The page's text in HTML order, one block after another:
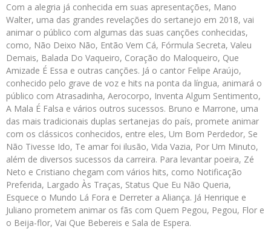
Com a alegria já conhecida em suas apresentações, Mano
Walter, uma das grandes revelações do sertanejo em 2018, vai
animar o público com algumas das suas canções conhecidas,
como, Não Deixo Não, Então Vem Cá, Fórmula Secreta, Valeu
Demais, Balada Do Vaqueiro, Coração do Maloqueiro, Que
Amizade É Essa e outras canções. Já o cantor Felipe Araújo,
conhecido pelo grave de voz e hits na ponta da língua, animará o
público com Atrasadinha, Aerocorpo, Inventa Algum Sentimento,
A Mala É Falsa e vários outros sucessos. Bruno e Marrone, uma
das mais tradicionais duplas sertanejas do país, promete animar
com os clássicos conhecidos, entre eles, Um Bom Perdedor, Se
Não Tivesse Ido, Te amar foi ilusão, Vida Vazia, Por Um Minuto,
além de diversos sucessos da carreira. Para levantar poeira, Zé
Neto e Cristiano chegam com vários hits, como Notificação
Preferida, Largado Às Traças, Status Que Eu Não Queria,
Esquece o Mundo Lá Fora e Derreter a Aliança. Já Henrique e
Juliano prometem animar os fãs com Quem Pegou, Pegou, Flor e
o Beija-flor, Vai Que Bebereis e Sala de Espera.